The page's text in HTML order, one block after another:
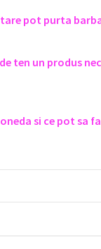
pot purta
ten un produs
si ce pot sa